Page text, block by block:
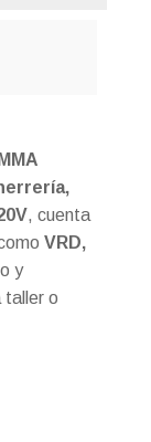
, cuenta
VRD,
y
taller o